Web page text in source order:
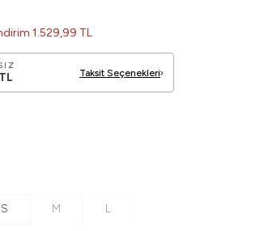
1.529,99 TL
TL Taksit Seçenekleri
S M L